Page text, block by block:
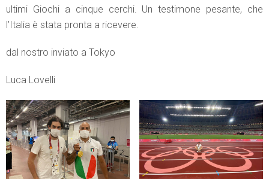
ultimi Giochi a cinque cerchi. Un testimone pesante, che
l’Italia è stata pronta a ricevere.
dal nostro inviato a Tokyo
Luca Lovelli